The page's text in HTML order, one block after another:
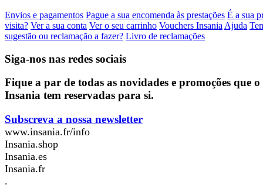
Envios e pagamentos Pague a sua encomenda às prestações É a sua
visita? Ver a sua conta Ver o seu carrinho Vouchers Insania Ajuda
sugestão ou reclamação a fazer? Livro de reclamações
Siga-nos nas redes sociais
Fique a par de todas as novidades e promoções que o
Insania tem reservadas para si.
Subscreva a nossa newsletter
www.insania.fr/info
Insania.shop
Insania.es
Insania.fr
.